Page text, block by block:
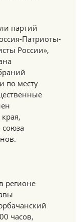
партий
Патриоты-
России»,
по месту
союза
регионе
часов,